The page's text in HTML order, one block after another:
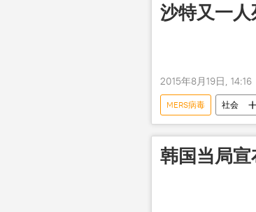
沙特又一
2015年8月19日, 14:16
MERS病毒 社会
韩国当局宣